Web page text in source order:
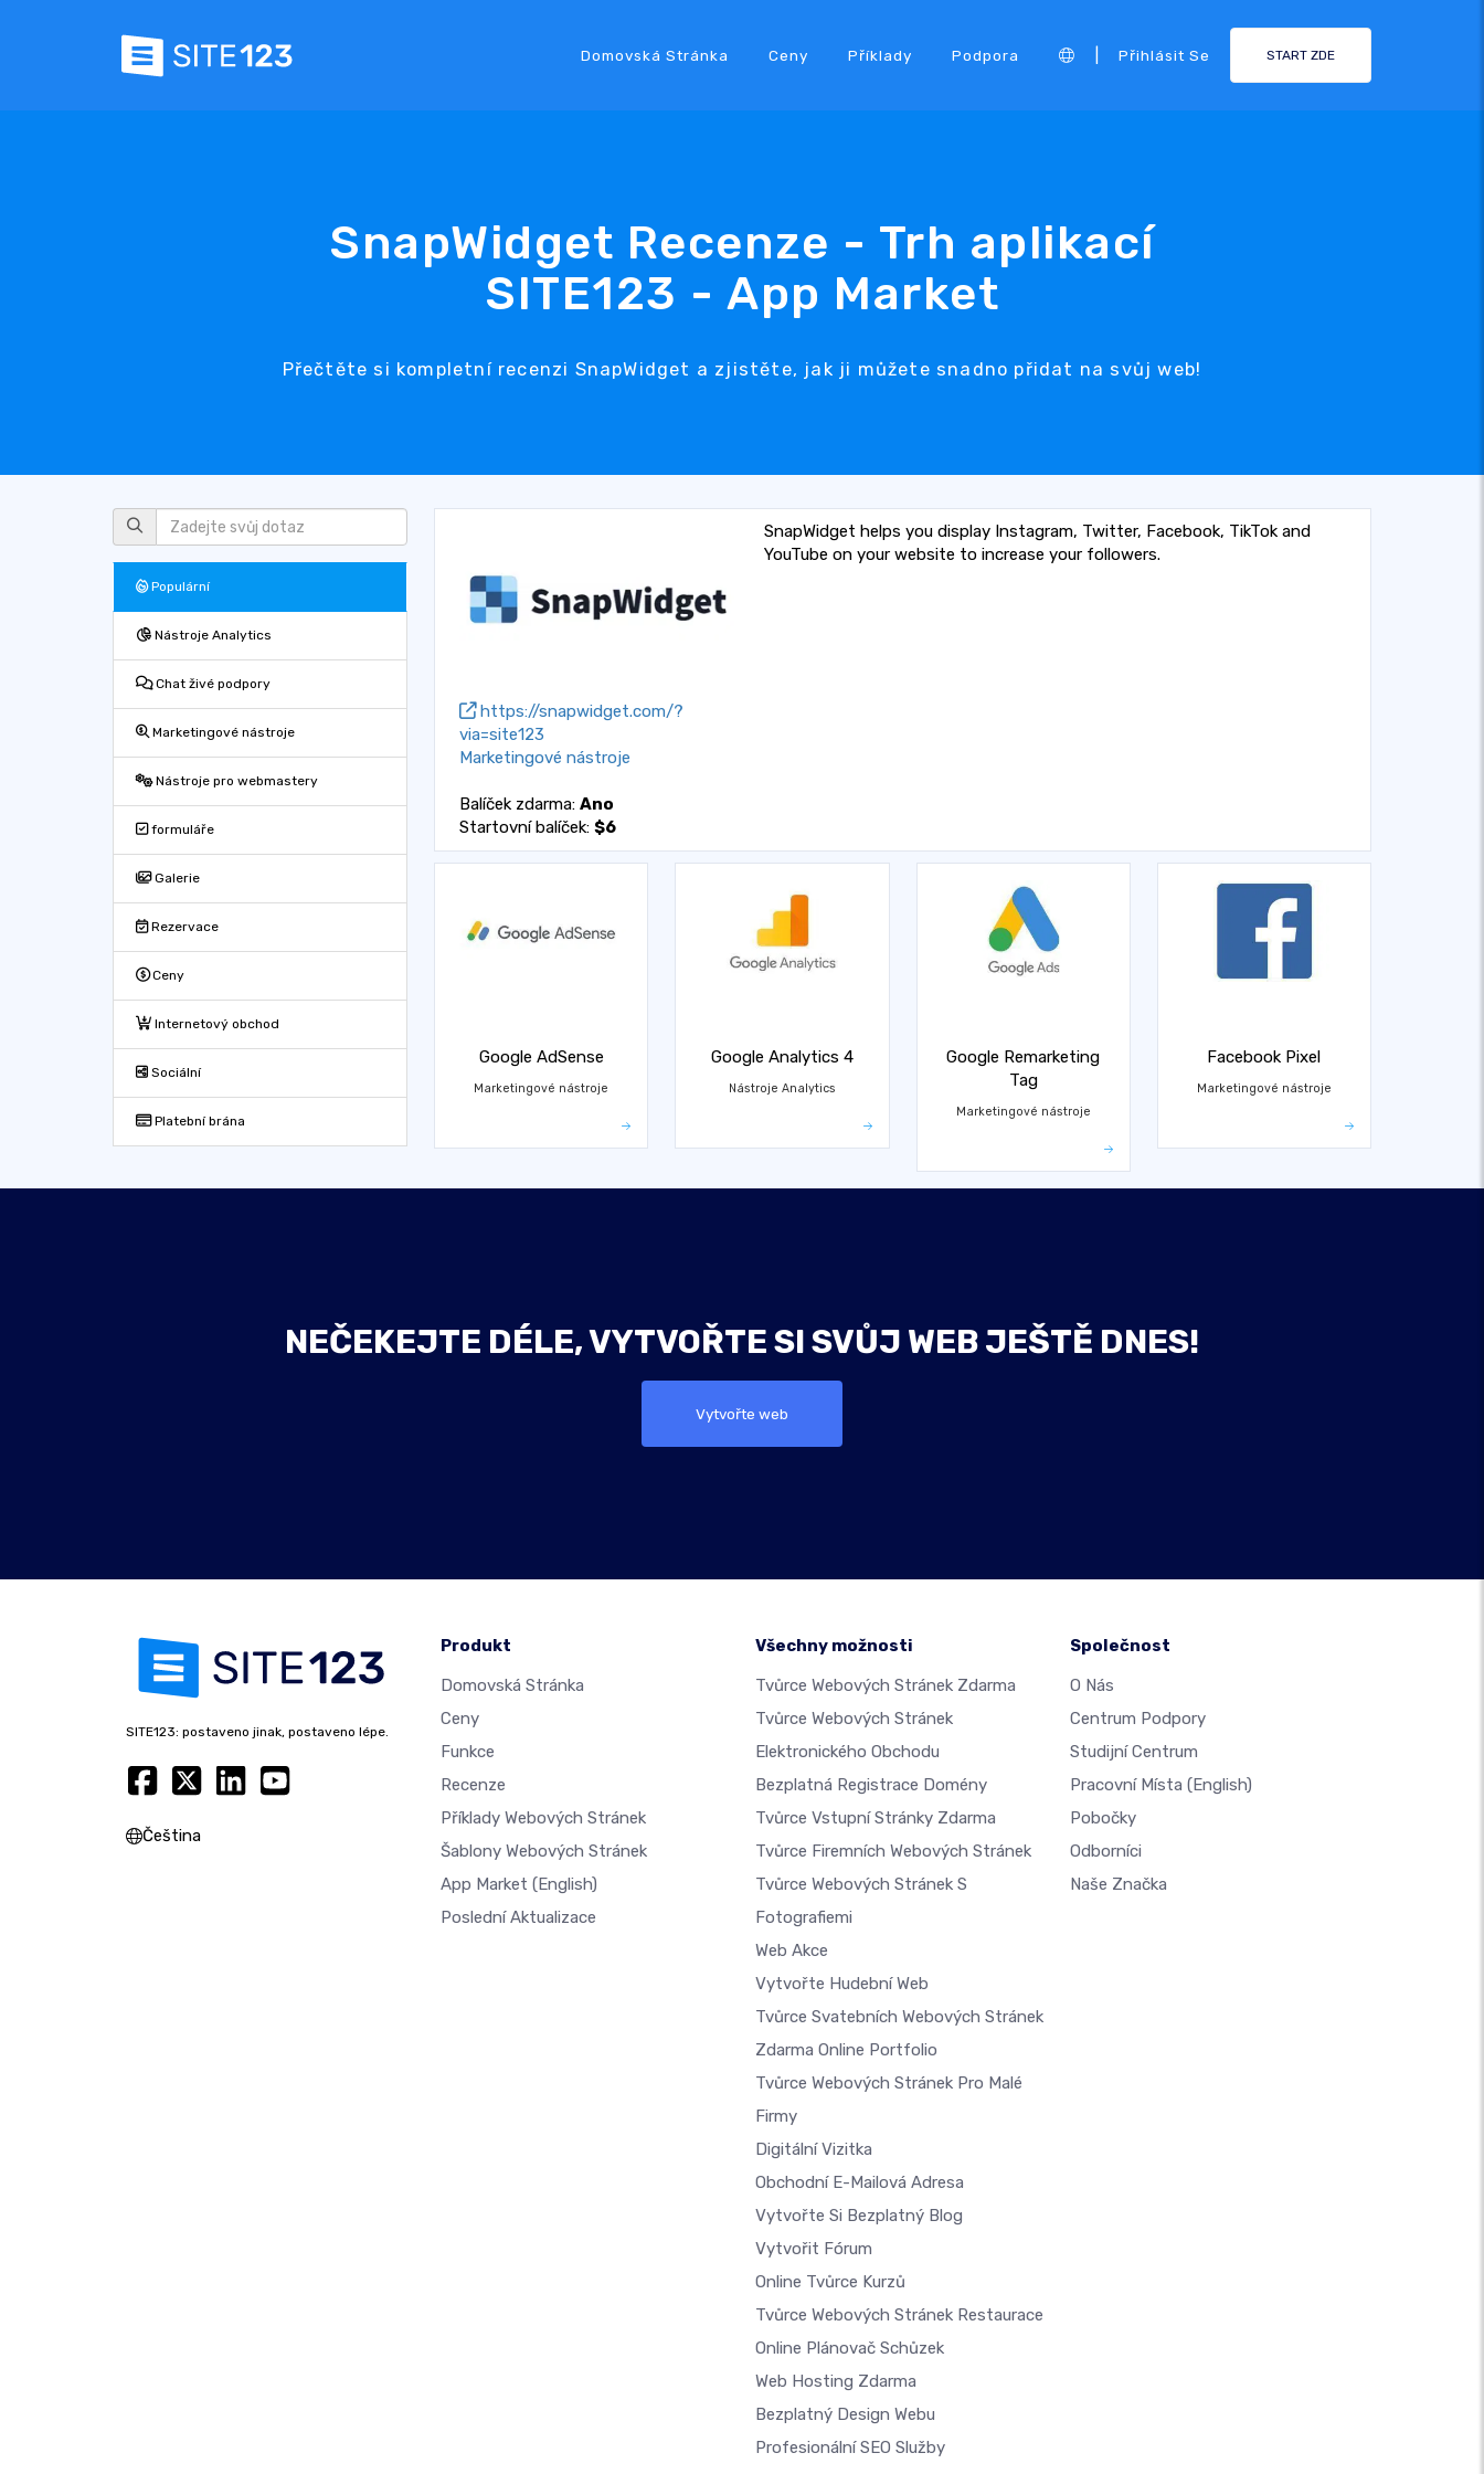
Domovská Stránka Ceny Příklady Podpora Přihlásit Se START ZDE
SnapWidget Recenze - Trh aplikací
SITE123 - App Market
Přečtěte si kompletní recenzi SnapWidget a zjistěte, jak ji můžete snadno přidat na svůj web!
Populární
Nástroje Analytics
Chat živé podpory
Marketingové nástroje
Nástroje pro webmastery
formuláře
Galerie
Rezervace
Ceny
Internetový obchod
Sociální
Platební brána
https://snapwidget.com/?
via=site123
Marketingové nástroje
Balíček zdarma: Ano
Startovní balíček: $6
SnapWidget helps you display Instagram, Twitter, Facebook, TikTok and
YouTube on your website to increase your followers.
Google AdSense
Marketingové nástroje
Google Analytics 4
Nástroje Analytics
Google Remarketing
Tag
Marketingové nástroje
Facebook Pixel
Marketingové nástroje
NEČEKEJTE DÉLE, VYTVOŘTE SI SVŮJ WEB JEŠTĚ DNES!
Vytvořte web
SITE123: postaveno jinak, postaveno lépe.
Čeština
Produkt
Domovská Stránka
Ceny
Funkce
Recenze
Příklady Webových Stránek
Šablony Webových Stránek
App Market (English)
Poslední Aktualizace
Všechny možnosti
Tvůrce Webových Stránek Zdarma
Tvůrce Webových Stránek
Elektronického Obchodu
Bezplatná Registrace Domény
Tvůrce Vstupní Stránky Zdarma
Tvůrce Firemních Webových Stránek
Tvůrce Webových Stránek S
Fotografiemi
Web Akce
Vytvořte Hudební Web
Tvůrce Svatebních Webových Stránek
Zdarma Online Portfolio
Tvůrce Webových Stránek Pro Malé
Firmy
Digitální Vizitka
Obchodní E-Mailová Adresa
Vytvořte Si Bezplatný Blog
Vytvořit Fórum
Online Tvůrce Kurzů
Tvůrce Webových Stránek Restaurace
Online Plánovač Schůzek
Web Hosting Zdarma
Bezplatný Design Webu
Profesionální SEO Služby
Společnost
O Nás
Centrum Podpory
Studijní Centrum
Pracovní Místa (English)
Pobočky
Odborníci
Naše Značka